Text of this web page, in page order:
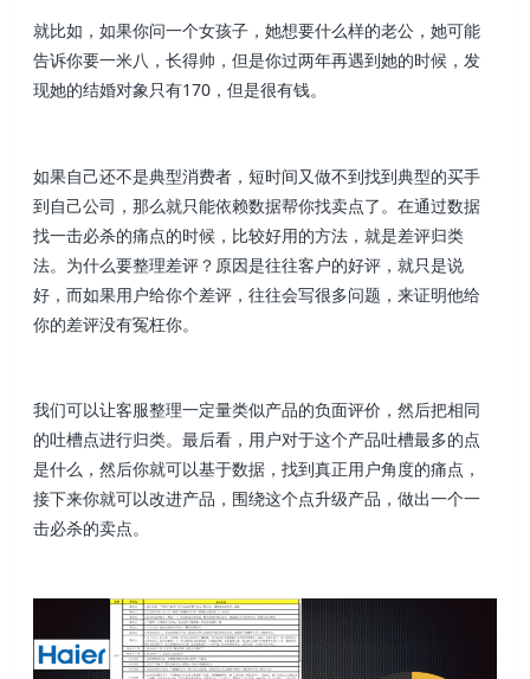
就比如，如果你问一个女孩子，她想要什么样的老公，她可能
告诉你要一米八，长得帅，但是你过两年再遇到她的时候，发
现她的结婚对象只有170，但是很有钱。
如果自己还不是典型消费者，短时间又做不到找到典型的买手
到自己公司，那么就只能依赖数据帮你找卖点了。在通过数据
找一击必杀的痛点的时候，比较好用的方法，就是差评归类
法。为什么要整理差评？原因是往往客户的好评，就只是说
好，而如果用户给你个差评，往往会写很多问题，来证明他给
你的差评没有冤枉你。
我们可以让客服整理一定量类似产品的负面评价，然后把相同
的吐槽点进行归类。最后看，用户对于这个产品吐槽最多的点
是什么，然后你就可以基于数据，找到真正用户角度的痛点，
接下来你就可以改进产品，围绕这个点升级产品，做出一个一
击必杀的卖点。